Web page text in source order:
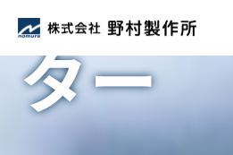
ター